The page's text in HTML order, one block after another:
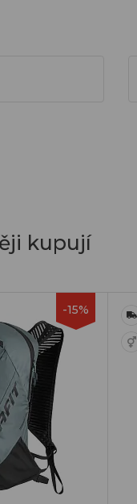
kupují
-15%